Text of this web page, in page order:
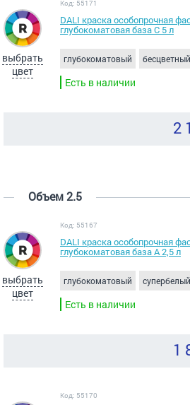
выбрать
цвет
Код: 55171
DALI краска особопрочная
глубокоматовая база С 5 л
глубокоматовый бесцветный
Есть в наличии
2
Объем 2.5
выбрать
цвет
Код: 55167
DALI краска особопрочная
глубокоматовая база А 2,5 л
глубокоматовый
Есть в наличии
1
Код: 55170